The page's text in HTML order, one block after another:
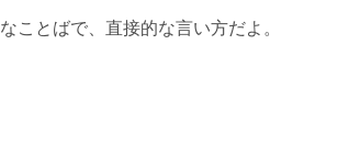
ことばで、直接的な言い方だよ。